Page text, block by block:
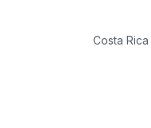
Costa Rica